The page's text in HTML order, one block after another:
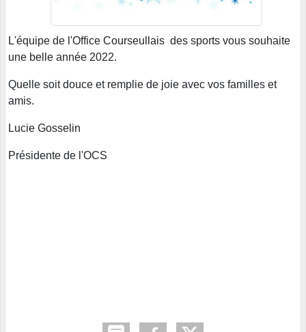
L'équipe de l'Office Courseullais des sports vous souhaite
une belle année 2022.
Quelle soit douce et remplie de joie avec vos familles et
amis.
Lucie Gosselin
Présidente de l'OCS